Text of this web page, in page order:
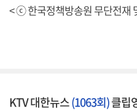
< ⓒ 한국정책방송원 무단전재
KTV 대한뉴스(1063회)클립